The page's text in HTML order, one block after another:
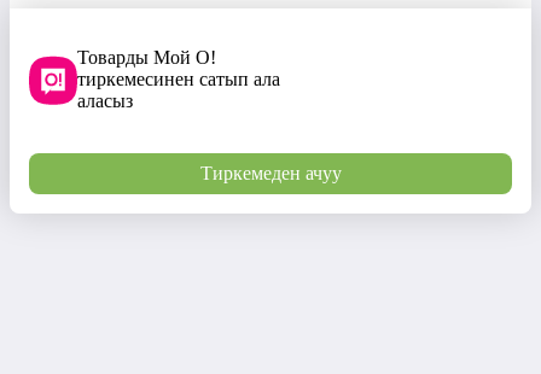
Товарды Мой О!
тиркемесинен сатып ала
аласыз
Тиркемеден ачуу